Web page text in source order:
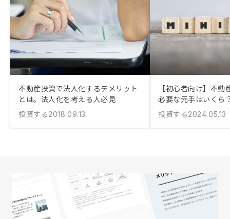
不動産投資で法人化するデメリット
とは。法人化を考える人必見
投資する2018.09.13
【初心者向け】不
必要な元手はいくら
投資する2024.05.13